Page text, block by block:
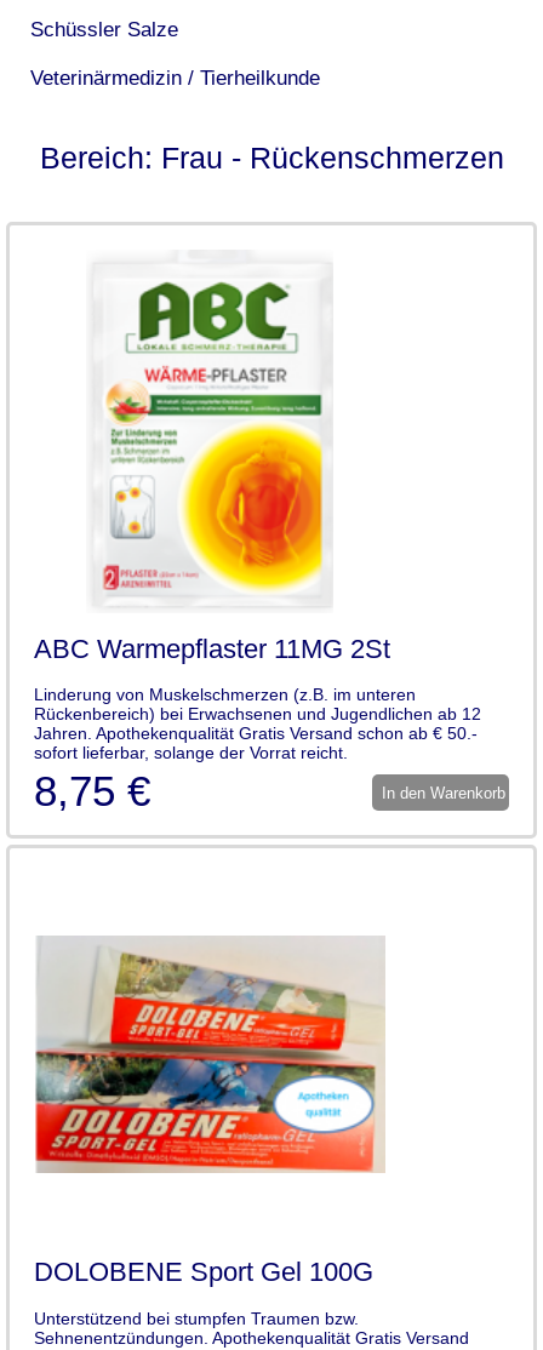
Schüssler Salze
Veterinärmedizin / Tierheilkunde
Bereich: Frau - Rückenschmerzen
ABC Warmepflaster 11MG 2St
Linderung von Muskelschmerzen (z.B. im unteren
Rückenbereich) bei Erwachsenen und Jugendlichen ab 12
Jahren. Apothekenqualität Gratis Versand schon ab € 50.-
sofort lieferbar, solange der Vorrat reicht.
8,75 € In den Warenkorb
DOLOBENE Sport Gel 100G
Unterstützend bei stumpfen Traumen bzw.
Sehnenentzündungen. Apothekenqualität Gratis Versand